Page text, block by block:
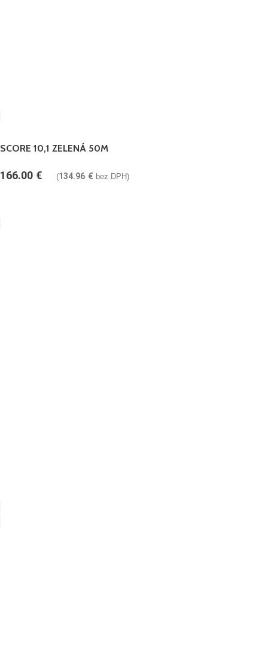
SCORE 10,1 ZELENÁ 50M
166.00 € (134.96 € bez DPH)